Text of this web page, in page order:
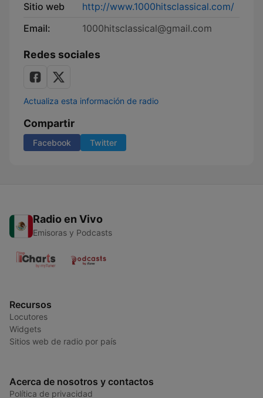
Sitio web
http://www.1000hitsclassical.com/
Email:
1000hitsclassical@gmail.com
Redes sociales
Actualiza esta información de radio
Compartir
Facebook Twitter
Radio en Vivo
Emisoras y Podcasts
Recursos
Locutores
Widgets
Sitios web de radio por país
Acerca de nosotros y contactos
Política de privacidad